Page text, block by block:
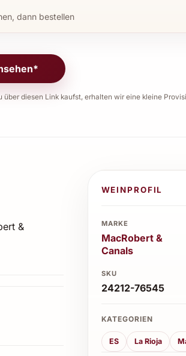
dann bestellen
über diesen Link kaufst, erhalten wir eine kleine
&
WEINPROFIL
MARKE
MacRobert &
Canals
SKU
24212-76545
KATEGORIEN
ES La Rioja